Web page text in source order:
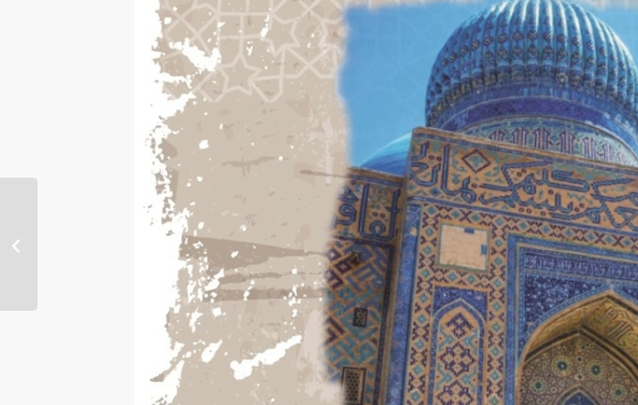
Erzincan Çayırlı ilçesi
Eşmepınar, Sarıgüney,